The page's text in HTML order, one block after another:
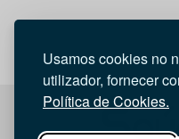
Usamos cookies no
utilizador, fornecer
Política de Cookies.